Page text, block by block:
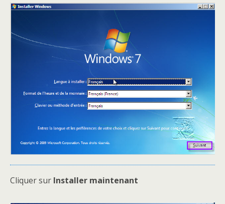
Cliquer sur Installer maintenant